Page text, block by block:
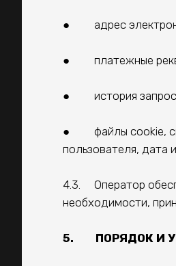
● адрес
● платежные
● история
● файлы cookie,
пользователя, дата
4.3. Оператор
необходимости,
5. ПОРЯДОК И